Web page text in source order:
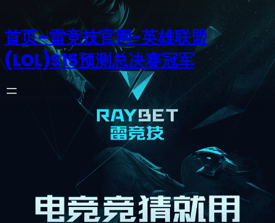
首页–雷竞技官网-英雄联盟
(LOL)S15预测总决赛冠军